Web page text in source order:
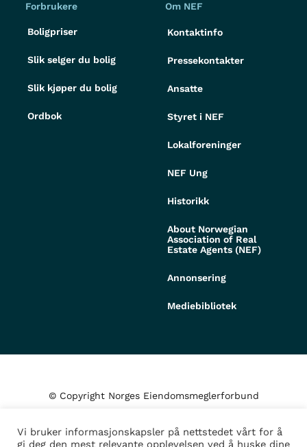
Forbrukere
Boligpriser
Slik selger du bolig
Slik kjøper du bolig
Ordbok
Om NEF
Kontaktinfo
Pressekontakter
Ansatte
Styret i NEF
Lokalforeninger
NEF Ung
Historikk
About Norwegian
Association of Real
Estate Agents (NEF)
Annonsering
Mediebibliotek
© Copyright Norges Eiendomsmeglerforbund
Personvern og cookies
Vi bruker informasjonskapsler på nettstedet vårt for å
gi deg den mest relevante opplevelsen ved å huske dine